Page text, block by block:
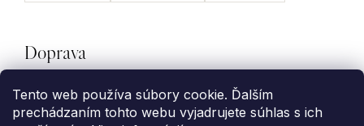
Tento web používa súbory cookie. Ďalším
prechádzaním tohto webu vyjadrujete súhlas s ich
Doprava
GLS Packeta Slovenská pošta